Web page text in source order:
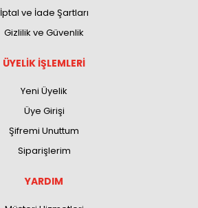
İptal ve İade Şartları
Gizlilik ve Güvenlik
ÜYELİK İŞLEMLERİ
Yeni Üyelik
Üye Girişi
Şifremi Unuttum
Siparişlerim
YARDIM